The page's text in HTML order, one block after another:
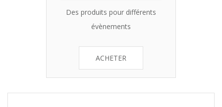
Des produits pour différents
évènements
ACHETER